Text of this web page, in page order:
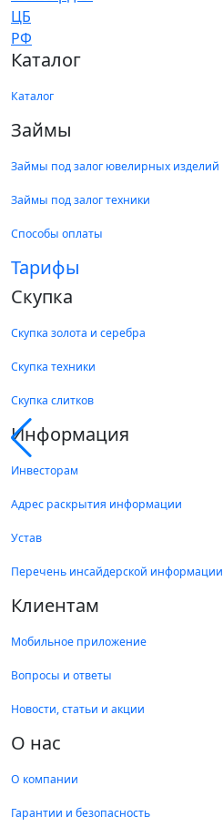
Каталог
Каталог
Займы
Займы под залог ювелирных изделий
Займы под залог техники
Способы оплаты
Тарифы
Скупка
Скупка золота и серебра
Скупка техники
Скупка слитков
Информация
Инвесторам
Адрес раскрытия информации
Устав
Перечень инсайдерской информации
Клиентам
Мобильное приложение
Вопросы и ответы
Новости, статьи и акции
О нас
О компании
Гарантии и безопасность